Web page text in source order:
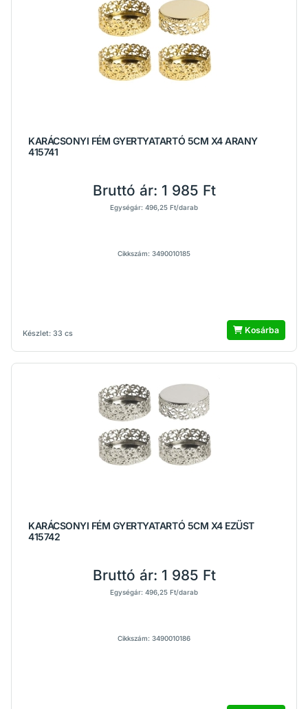
KARÁCSONYI FÉM GYERTYATARTÓ 5CM X4 ARANY
415741
Készlet: 33 cs
Bruttó ár: 1 985 Ft
Egységár: 496,25 Ft/darab
Cikkszám: 3490010185
Kosárba
KARÁCSONYI FÉM GYERTYATARTÓ 5CM X4 EZÜST
415742
Bruttó ár: 1 985 Ft
Egységár: 496,25 Ft/darab
Cikkszám: 3490010186